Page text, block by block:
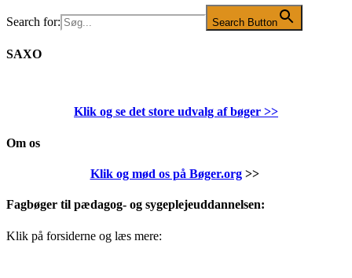
Search for: Search Button
SAXO
Klik og se det store udvalg af bøger >>
Om os
Klik og mød os på Bøger.org>>
Fagbøger til pædagog- og sygeplejeuddannelsen:
Klik på forsiderne og læs mere: